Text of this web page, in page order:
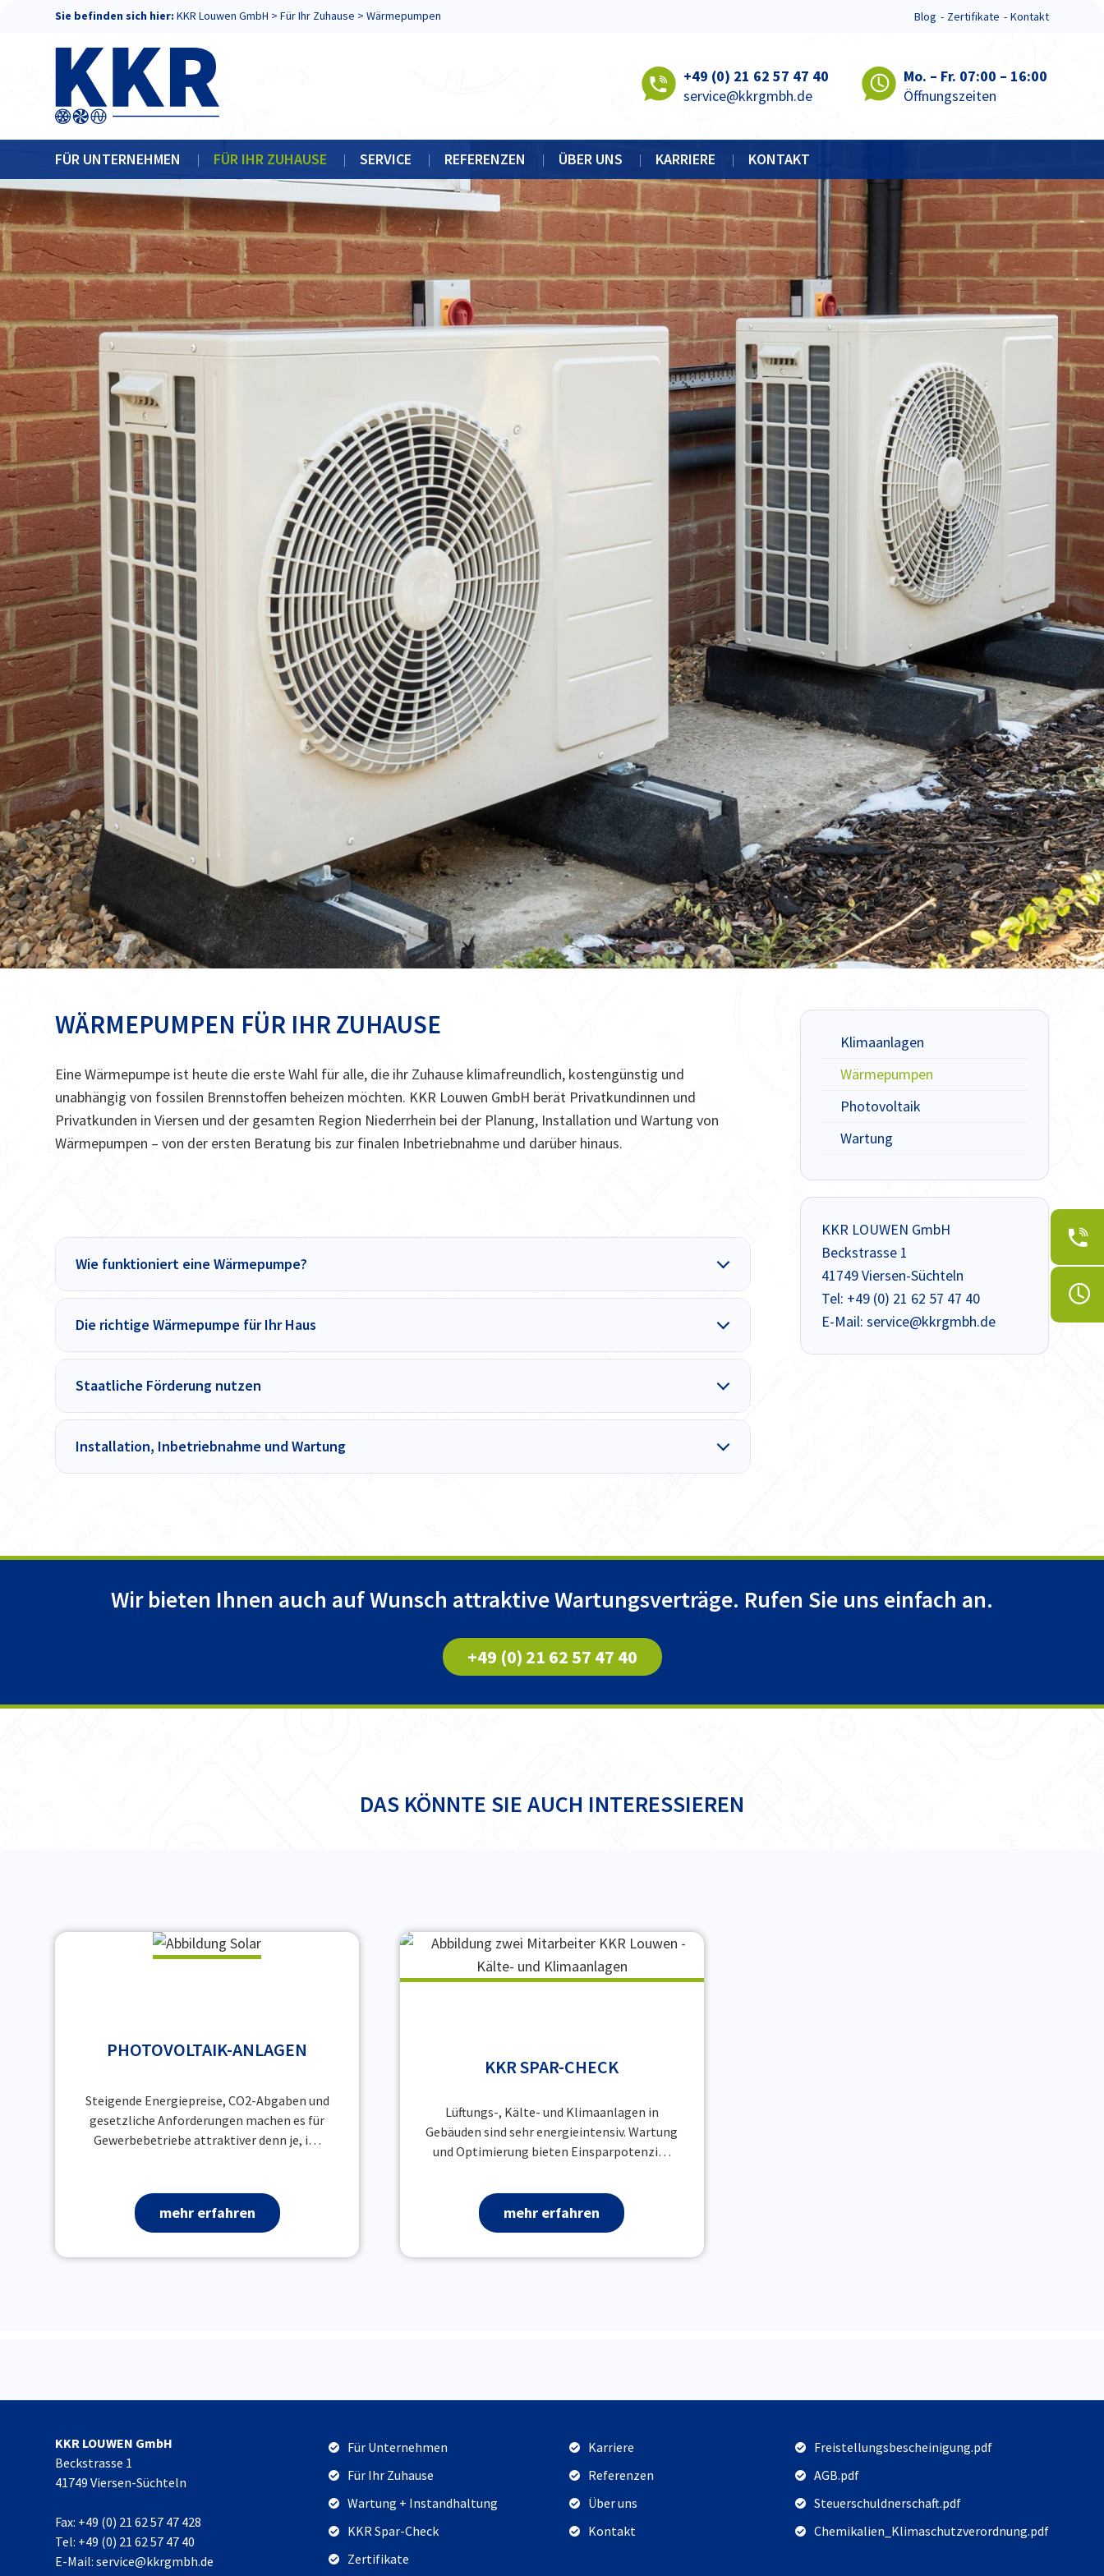
Sie befinden sich hier: KKR Louwen GmbH >Für Ihr Zuhause >Wärmepumpen Blog Zertifikate Kontakt
+49 (0) 21 62 57 47 40
service@kkrgmbh.de
Mo. – Fr. 07:00 – 16:00
Öffnungszeiten
FÜR UNTERNEHMEN
KLIMATECHNIK
KÄLTETECHNIK
ELEKTROTECHNIK
RETROFIT
SCHALTSCHRANKBAU
REGELTECHNIK
LÜFTUNGSTECHNIK
PHOTOVOLTAIK-ANLAGEN
WARTUNG
FÜR IHR ZUHAUSE
KLIMAANLAGEN
WÄRMEPUMPEN
PHOTOVOLTAIK
WARTUNG
SERVICE
WARTUNG + INSTANDHALTUNG
KKR SPAR-CHECK
REFERENZEN ÜBER UNS
HISTORIE
ZERTIFIKATE
KARRIERE KONTAKT
WÄRMEPUMPEN FÜR IHR ZUHAUSE
Eine Wärmepumpe ist heute die erste Wahl für alle, die ihr Zuhause klimafreundlich, kostengünstig und
unabhängig von fossilen Brennstoffen beheizen möchten. KKR Louwen GmbH berät Privatkundinnen und
Privatkunden in Viersen und der gesamten Region Niederrhein bei der Planung, Installation und Wartung von
Wärmepumpen – von der ersten Beratung bis zur finalen Inbetriebnahme und darüber hinaus.
Wie funktioniert eine Wärmepumpe?
Die richtige Wärmepumpe für Ihr Haus
Staatliche Förderung nutzen
Installation, Inbetriebnahme und Wartung
Klimaanlagen
Wärmepumpen
Photovoltaik
Wartung
KKR LOUWEN GmbH
Beckstrasse 1
41749 Viersen-Süchteln
Tel: +49 (0) 21 62 57 47 40
E-Mail: service@kkrgmbh.de
Wir bieten Ihnen auch auf Wunsch attraktive Wartungsverträge. Rufen Sie uns einfach an.
+49 (0) 21 62 57 47 40
DAS KÖNNTE SIE AUCH INTERESSIEREN
PHOTOVOLTAIK-ANLAGEN
Steigende Energiepreise, CO2-Abgaben und
gesetzliche Anforderungen machen es für
Gewerbebetriebe attraktiver denn je, i…
mehr erfahren
KKR SPAR-CHECK
Lüftungs-, Kälte- und Klimaanlagen in
Gebäuden sind sehr energieintensiv. Wartung
und Optimierung bieten Einsparpotenzi…
mehr erfahren
KKR LOUWEN GmbH
Beckstrasse 1
41749 Viersen-Süchteln
Fax: +49 (0) 21 62 57 47 428
Tel: +49 (0) 21 62 57 47 40
E-Mail: service@kkrgmbh.de
Für Unternehmen
Für Ihr Zuhause
Wartung + Instandhaltung
KKR Spar-Check
Zertifikate
Karriere
Referenzen
Über uns
Kontakt
Freistellungsbescheinigung.pdf
AGB.pdf
Steuerschuldnerschaft.pdf
Chemikalien_Klimaschutzverordnung.pdf